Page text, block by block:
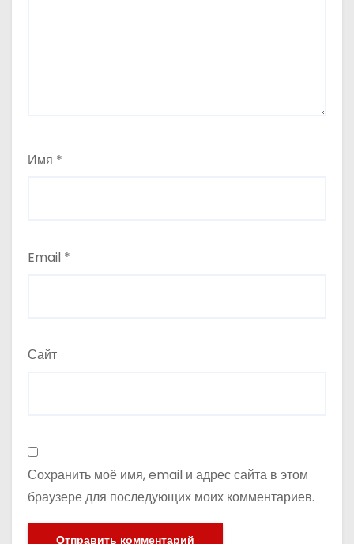
Имя *
Email *
Сайт
Сохранить моё имя, email и адрес сайта в этом
браузере для последующих моих комментариев.